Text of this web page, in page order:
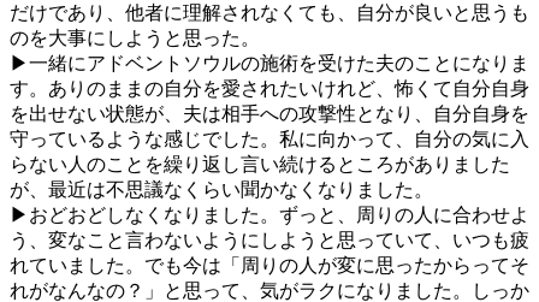
だけであり、他者に理解されなくても、自分が良いと思うも
のを大事にしようと思った。
▶一緒にアドベントソウルの施術を受けた夫のことになりま
す。ありのままの自分を愛されたいけれど、怖くて自分自身
を出せない状態が、夫は相手への攻撃性となり、自分自身を
守っているような感じでした。私に向かって、自分の気に入
らない人のことを繰り返し言い続けるところがありました
が、最近は不思議なくらい聞かなくなりました。
▶おどおどしなくなりました。ずっと、周りの人に合わせよ
う、変なこと言わないようにしようと思っていて、いつも疲
れていました。でも今は「周りの人が変に思ったからってそ
れがなんなの？」と思って、気がラクになりました。しっか